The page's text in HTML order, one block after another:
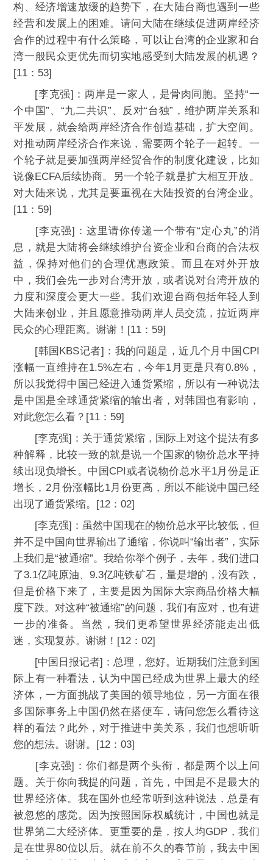
构、经济增速放缓的趋势下，在大陆台商也遇到一些
经营和发展上的困难。请问大陆在继续促进两岸经济
合作的过程中有什么策略，可以让台湾的企业家和台
湾一般民众更优先而切实地感受到大陆发展的机遇？
[11：53]
[李克强]：两岸是一家人，是骨肉同胞。坚持“一
个中国”、“九二共识”、反对“台独”，维护两岸关系和
平发展，就会给两岸经济合作创造基础，扩大空间。
对推动两岸经济合作来说，需要两个轮子一起转。一
个轮子就是要加强两岸经贸合作的制度化建设，比如
说像ECFA后续协商。另一个轮子就是扩大相互开放。
对大陆来说，尤其是要重视在大陆投资的台湾企业。
[11：59]
[李克强]：这里请你传递一个带有“定心丸”的消
息，就是大陆将会继续维护台资企业和台商的合法权
益，保持对他们的合理优惠政策。而且在对外开放
中，我们会先一步对台湾开放，或者说对台湾开放的
力度和深度会更大一些。我们欢迎台商包括年轻人到
大陆来创业，并且愿意推动两岸人员交流，拉近两岸
民众的心理距离。谢谢！[11：59]
[韩国KBS记者]：我的问题是，近几个月中国CPI
涨幅一直维持在1.5%左右，今年1月更是只有0.8%，
所以我觉得中国已经进入通货紧缩，所以有一种说法
是中国是全球通货紧缩的输出者，对韩国也有影响，
对此您怎么看？[11：59]
[李克强]：关于通货紧缩，国际上对这个提法有多
种解释，比较一致的就是说一个国家的物价总水平持
续出现负增长。中国CPI或者说物价总水平1月份是正
增长，2月份涨幅比1月份更高，所以不能说中国已经
出现了通货紧缩。[12：02]
[李克强]：虽然中国现在的物价总水平比较低，但
并不是中国向世界输出了通缩，你说叫“输出者”，实际
上我们是“被通缩”。我给你举个例子，去年，我们进口
了3.1亿吨原油、9.3亿吨铁矿石，量是增的，没有跌，
但是价格下来了，主要是因为国际大宗商品价格大幅
度下跌。对这种“被通缩”的问题，我们有应对，也有进
一步的准备。当然，我们更希望世界经济能走出低
迷，实现复苏。谢谢！[12：02]
[中国日报记者]：总理，您好。近期我们注意到国
际上有一种看法，认为中国已经成为世界上最大的经
济体，一方面挑战了美国的领导地位，另一方面在很
多国际事务上中国仍然在搭便车，请问您怎么看待这
样的看法？此外，对于推进中美关系，我们也想听听
您的想法。谢谢。[12：03]
[李克强]：你们都是两个头衔，都是两个以上问
题。关于你向我提的问题，首先，中国是不是最大的
世界经济体。我在国外也经常听到这种说法，总是有
被忽悠的感觉。因为按照国际权威统计，中国也就是
世界第二大经济体。更重要的是，按人均GDP，我们
是在世界80位以后。就在前不久的春节前，我去中国